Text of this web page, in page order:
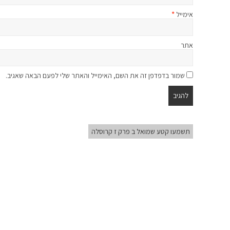
אימייל *
אתר
שמור בדפדפן זה את השם, האימייל והאתר שלי לפעם הבאה שאגיב.
תשמעו קטע שמואל ב פרק ז קרוסלה